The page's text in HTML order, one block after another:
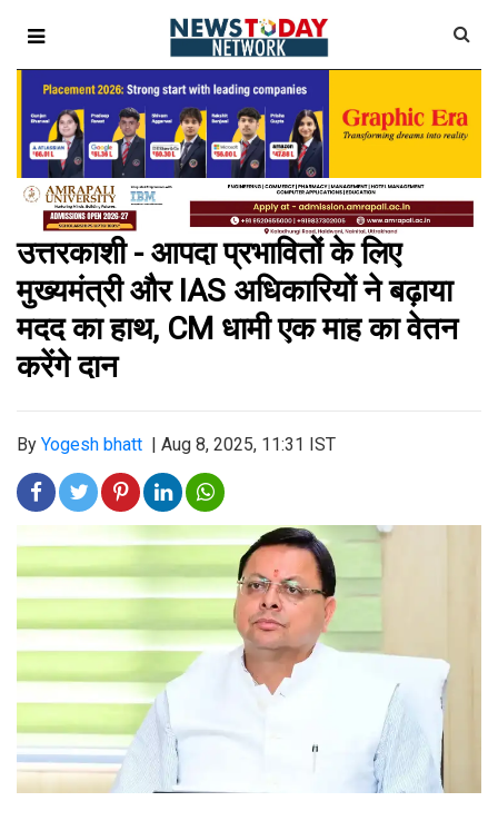
उत्तरकाशी - आपदा प्रभावितों के लिए
मुख्यमंत्री और IAS अधिकारियों ने बढ़ाया
मदद का हाथ, CM धामी एक माह का वेतन
करेंगे दान
By Yogesh bhatt Aug 8, 2025, 11:31 IST